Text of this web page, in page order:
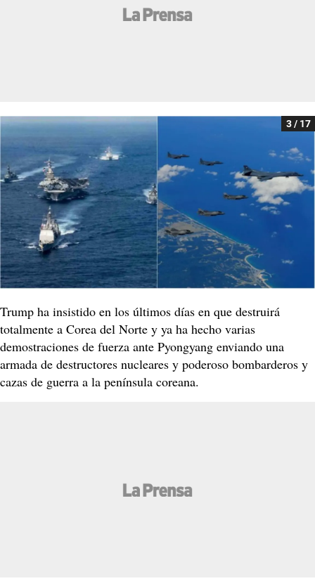
3 / 17
Trump ha insistido en los últimos días en que destruirá
totalmente a Corea del Norte y ya ha hecho varias
demostraciones de fuerza ante Pyongyang enviando una
armada de destructores nucleares y poderoso bombarderos y
cazas de guerra a la península coreana.